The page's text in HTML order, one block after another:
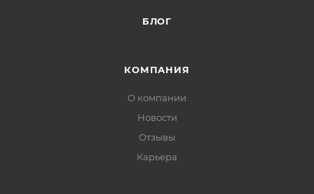
БЛОГ
КОМПАНИЯ
О компании
Новости
Отзывы
Карьера